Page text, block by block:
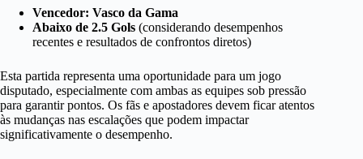
Vencedor: Vasco da Gama
Abaixo de 2.5 Gols (considerando desempenhos
recentes e resultados de confrontos diretos)
Esta partida representa uma oportunidade para um jogo
disputado, especialmente com ambas as equipes sob pressão
para garantir pontos. Os fãs e apostadores devem ficar atentos
às mudanças nas escalações que podem impactar
significativamente o desempenho.